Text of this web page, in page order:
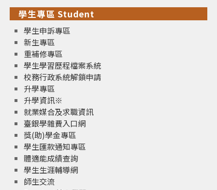
學生專區 Student
學生申訴專區
新生專區
重補修專區
學生學習歷程檔案系統
校務行政系統解鎖申請
升學專區
升學資訊※
就業媒合及求職資訊
臺銀學雜費入口網
獎(助)學金專區
學生匯款通知專區
體適能成績查詢
學生生涯輔導網
師生交流